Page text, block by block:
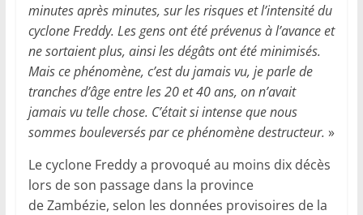
minutes après minutes, sur les risques et l’intensité du
cyclone Freddy. Les gens ont été prévenus à l’avance et
ne sortaient plus, ainsi les dégâts ont été minimisés.
Mais ce phénomène, c’est du jamais vu, je parle de
tranches d’âge entre les 20 et 40 ans, on n’avait
jamais vu telle chose. C’était si intense que nous
sommes bouleversés par ce phénomène destructeur. »
Le cyclone Freddy a provoqué au moins dix décès
lors de son passage dans la province
de Zambézie, selon les données provisoires de la